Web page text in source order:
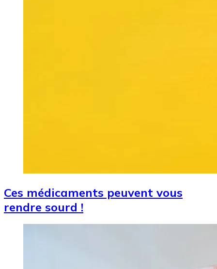
Ces médicaments peuvent vous
rendre sourd !